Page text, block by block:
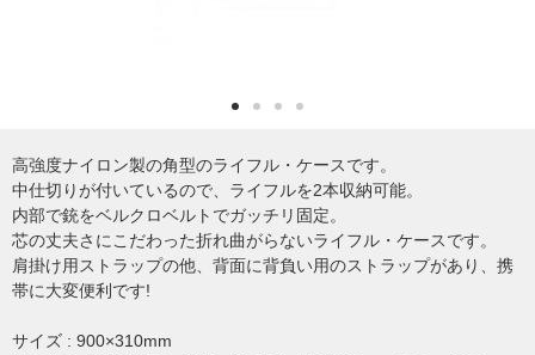
高強度ナイロン製の角型のライフル・ケースです。
中仕切りが付いているので、ライフルを2本収納可能。
内部で銃をベルクロベルトでガッチリ固定。
芯の丈夫さにこだわった折れ曲がらないライフル・ケースです。
肩掛け用ストラップの他、背面に背負い用のストラップがあり、携
帯に大変便利です!
サイズ : 900×310mm